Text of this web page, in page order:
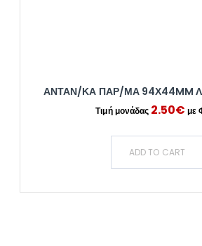
ΑΝΤΑΝ/ΚΑ ΠΑΡ/ΜΑ 94Χ44MM
2.50€
ADD TO CART